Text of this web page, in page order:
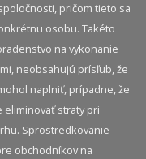
pričom tieto sa
osobu. Takéto
na vykonanie
neobsahujú prísľub, že
naplniť, prípadne, že
straty pri
Sprostredkovanie
obchodníkov na